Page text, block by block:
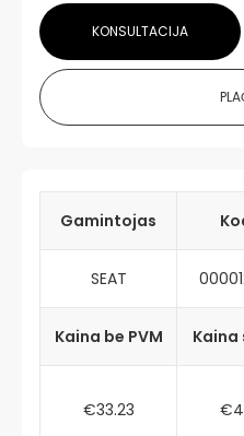
KONSULTACIJA
Gamintojas
SEAT
Kaina be PVM Kaina
€33.23